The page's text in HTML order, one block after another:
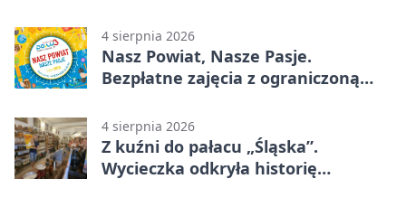
4 sierpnia 2026
Nasz Powiat, Nasze Pasje.
Bezpłatne zajęcia z ograniczoną
4 sierpnia 2026
Z kuźni do pałacu „Śląska”.
Wycieczka odkryła historię